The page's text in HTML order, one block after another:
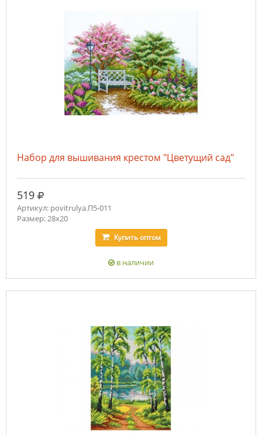
Набор для вышивания крестом "Цветущий сад"
519 руб.
Артикул: povitrulya.П5-011
Размер: 28х20
Купитьоптом
в наличии